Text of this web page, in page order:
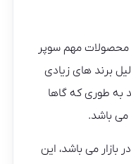
مهم سوپر
برند های زیادی
به طوری که گاها
باشد.
بازار می باشد، این